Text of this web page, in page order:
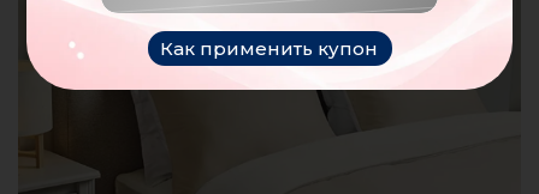
Как применить купон